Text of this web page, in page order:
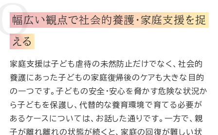
幅広い観点で社会的養護・家庭支援を捉
える
家庭支援は子ども虐待の未然防止だけでなく、社会的
養護にあった子どもの家庭復帰後のケアも大きな目的
の一つです。子どもの安全・安心を脅かす危険な状況か
ら子どもを保護し、代替的な養育環境で育てる必要が
あるケースについては、お話した通りです。一方で、親
子が離れ離れの状態が続くと、家庭の回復が難しい状